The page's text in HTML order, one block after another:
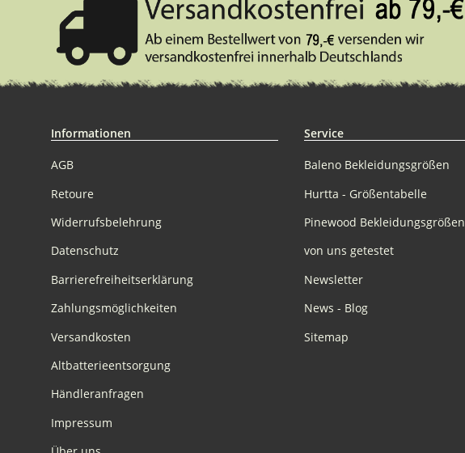
Informationen
AGB
Retoure
Widerrufsbelehrung
Datenschutz
Barrierefreiheitserklärung
Zahlungsmöglichkeiten
Versandkosten
Altbatterieentsorgung
Händleranfragen
Impressum
Service
Baleno Bekleidungsgrößen
Hurtta - Größentabelle
Pinewood Bekleidungsgrößen
von uns getestet
Newsletter
News - Blog
Sitemap